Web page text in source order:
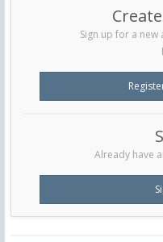
Sign up for a
Already have